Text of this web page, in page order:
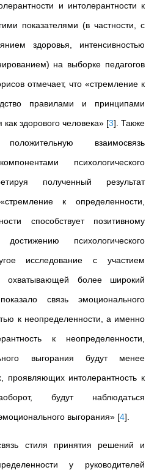
и интолерантности к
показателями (в частности, с
здоровья, интенсивностью
на выборке педагогов
отмечает, что «стремление к
правилами и принципами
здорового человека» [3] Также
взаимосвязь
психологического
полученный результат
к определенности,
способствует позитивному
психологического
исследование с участием
охватывающей более широкий
связь эмоционального
к неопределенности, а именно
к неопределенности,
выгорания будут менее
проявляющих интолерантность к
будут наблюдаться
выгорания» [4]
стиля принятия решений и
у руководителей